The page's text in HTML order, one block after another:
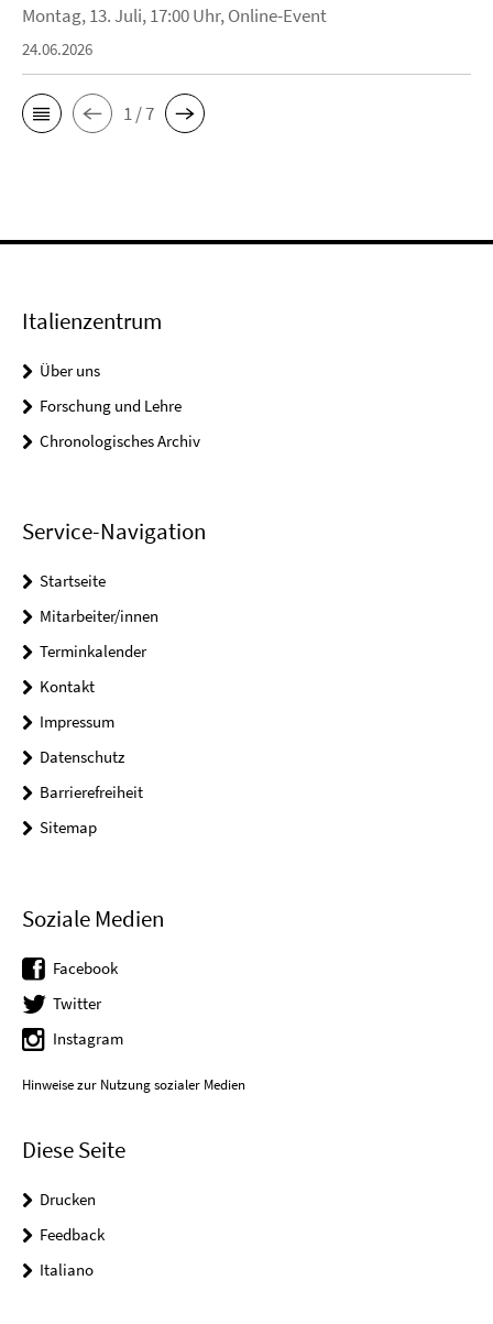
Montag, 13. Juli, 17:00 Uhr, Online-Event
24.06.2026
1 / 7
Italienzentrum
Über uns
Forschung und Lehre
Chronologisches Archiv
Service-Navigation
Startseite
Mitarbeiter/innen
Terminkalender
Kontakt
Impressum
Datenschutz
Barrierefreiheit
Sitemap
Soziale Medien
Facebook
Twitter
Instagram
Hinweise zur Nutzung sozialer Medien
Diese Seite
Drucken
Feedback
Italiano